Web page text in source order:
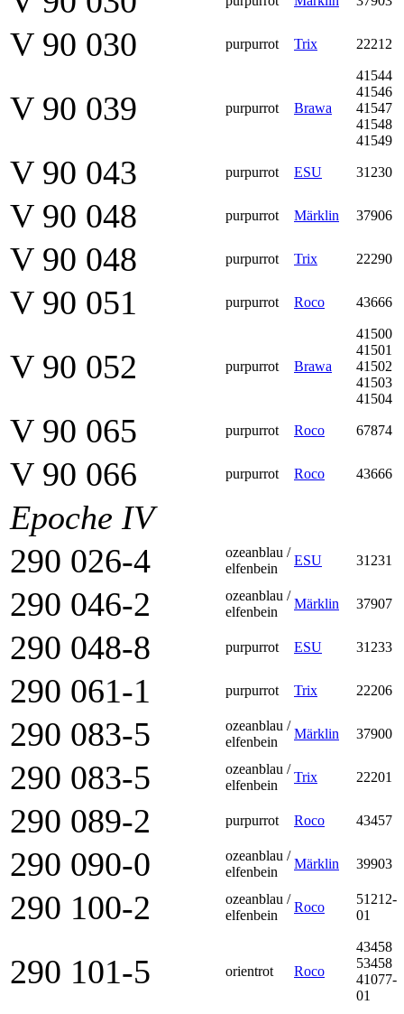
V 90 030 purpurrot Trix 22212
V 90 039 purpurrot Brawa
41544
41546
41547
41548
41549
V 90 043 purpurrot ESU 31230
V 90 048 purpurrot Märklin 37906
V 90 048 purpurrot Trix 22290
V 90 051 purpurrot Roco 43666
V 90 052 purpurrot Brawa
41500
41501
41502
41503
41504
V 90 065 purpurrot Roco 67874
V 90 066 purpurrot Roco 43666
Epoche IV
290 026-4
ozeanblau /
elfenbein
ESU 31231
290 046-2
ozeanblau /
elfenbein
Märklin 37907
290 048-8 purpurrot ESU 31233
290 061-1 purpurrot Trix 22206
290 083-5
ozeanblau /
elfenbein
Märklin 37900
290 083-5
ozeanblau /
elfenbein
Trix 22201
290 089-2 purpurrot Roco 43457
290 090-0
ozeanblau /
elfenbein
Märklin 39903
290 100-2
ozeanblau /
elfenbein
Roco
51212-
01
290 101-5 orientrot Roco
43458
53458
41077-
01